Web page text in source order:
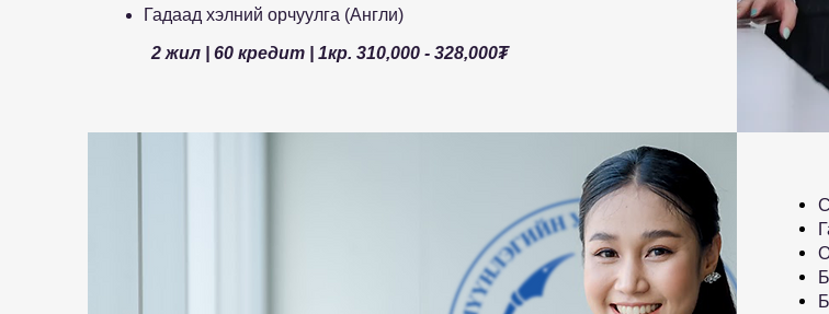
Гадаад хэлний орчуулга (Англи)​
2 жил | 60 кредит | 1кр. 310,000 - 328,000₮